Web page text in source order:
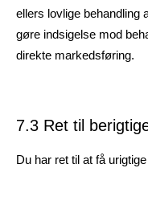
ellers lovlige behandling
gøre indsigelse mod
direkte markedsføring.
7.3 Ret til
Du har ret til at få